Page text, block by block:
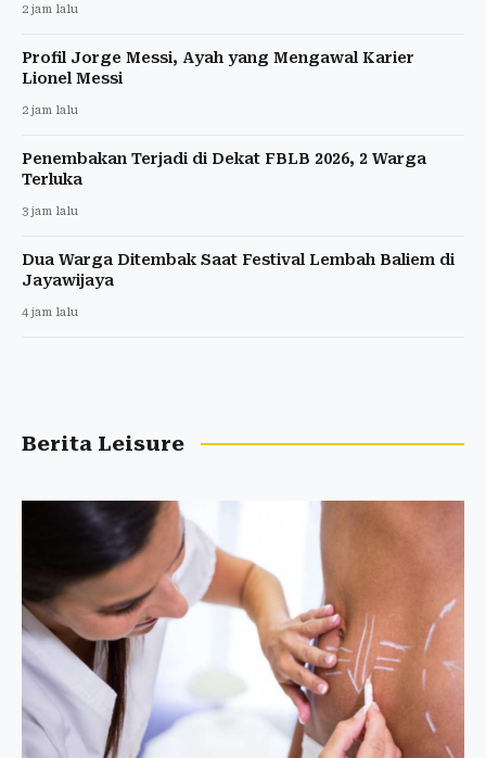
2 jam lalu
Profil Jorge Messi, Ayah yang Mengawal Karier
Lionel Messi
2 jam lalu
Penembakan Terjadi di Dekat FBLB 2026, 2 Warga
Terluka
3 jam lalu
Dua Warga Ditembak Saat Festival Lembah Baliem di
Jayawijaya
4 jam lalu
Berita Leisure